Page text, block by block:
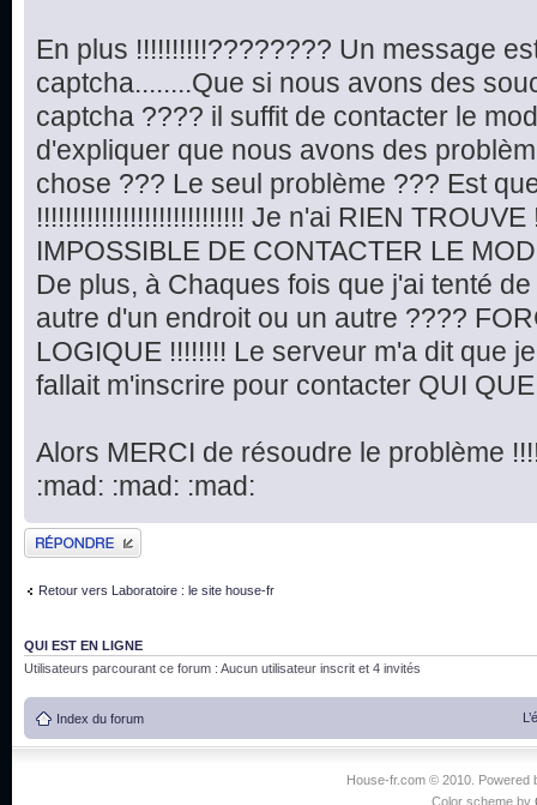
En plus !!!!!!!!!!???????? Un message
captcha........Que si nous avons des
captcha ???? il suffit de contacter le
d'expliquer que nous avons des
chose ??? Le seul problème ??? Est
!!!!!!!!!!!!!!!!!!!!!!!!!!!!! Je n'ai RIEN TROUVE
IMPOSSIBLE DE CONTACTER LE
De plus, à Chaques fois que j'ai tenté
autre d'un endroit ou un autre ????
LOGIQUE !!!!!!!! Le serveur m'a dit que
fallait m'inscrire pour contacter QUI
Alors MERCI de résoudre le problème
:mad: :mad: :mad:
Publier une réponse
Retour vers Laboratoire : le site house-fr
QUI EST EN LIGNE
Utilisateurs parcourant ce forum : Aucun utilisateur inscrit et 4 invités
Index du forum
House-fr.com © 2010. Powered
Color scheme by